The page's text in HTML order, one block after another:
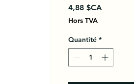
4,88 $CA
Hors TVA
Quantité *